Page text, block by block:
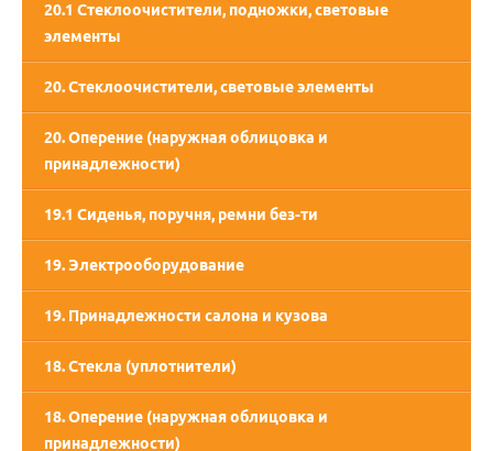
20.1 Стеклоочистители, подножки, световые
элементы
20. Стеклоочистители, световые элементы
20. Оперение (наружная облицовка и
принадлежности)
19.1 Сиденья, поручня, ремни без-ти
19. Электрооборудование
19. Принадлежности салона и кузова
18. Стекла (уплотнители)
18. Оперение (наружная облицовка и
принадлежности)